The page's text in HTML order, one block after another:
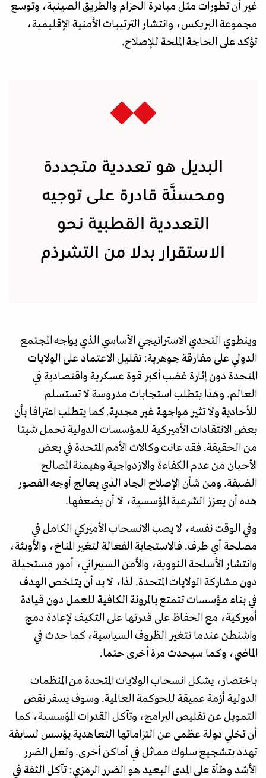
غير أن تطورات مثل مبادرة الحزام والطريق الصينية، وتوسع
مجموعة البريكس، وانتشار الترتيبات الأمنية الإقليمية،
تؤكد على الحاجة الملحة للإصلاح.
البديل هو تعددية متجددة
ومحسَّنة قادرة على توجيه
التعددية القطبية نحو
الاستقرار بدلا من التشرذم
وينطوي التحدي الاستراتيجي الأساسي الذي يواجه المجتمع
الدولي على مفارقة جوهرية: تقليل الاعتماد على الولايات
المتحدة دون إثارة غضب أكبر قوة عسكرية واقتصادية في
العالم. وهذا يتطلب استجابات مدروسة لا تستسلم
للأحادية ولا تثير مواجهة غير مجدية. كما يتطلب اعترافا بأن
بعض الانتقادات الأميركية للمؤسسات الدولية تحمل شيئا
من الحقيقة. فقد عانت وكالات الأمم المتحدة في بعض
الأحيان من عدم الكفاءة والازدواجية وهيمنة المصالح
الضيقة. ومن شأن الإصلاح الجاد الذي يعالج أوجه القصور
هذه أن يعزز الشرعية المؤسسية، لا أن يضعفها.
وفي الوقت نفسه، لا يصب الانسحاب الأميركي الكامل في
مصلحة أي طرف. فالاستجابة الفعالة لتغير المناخ، والأوبئة،
وانتشار الأسلحة النووية، والأمن السيبراني، أمور مستحيلة
دون مشاركة الولايات المتحدة. لذا، لا بد أن يتلخص الهدف
في بناء مؤسسات تتمتع بالمرونة الكافية للعمل دون قيادة
أميركية، مع الحفاظ على قدرتها على التكيف لإعادة دمج
واشنطن عندما تتغير الظروف السياسية، كما حدث في
الماضي، وكما سيحدث مرة أخرى حتما.
باختصار، يشكل انسحاب الولايات المتحدة من المنظمات
الدولية أزمة عميقة للحوكمة العالمية. وسوف يسفر نقص
التمويل عن تقليص البرامج، وتآكل القدرات المؤسسية، كما
أن تخلي دولة عظمى عن التزاماتها التعاهدية يؤسس لسابقة
تهدد بتشجيع سلوك مماثل في أماكن أخرى. ولعل الضرر
الأشد وطأة على المدى البعيد هو الضرر الرمزي: تآكل الثقة في